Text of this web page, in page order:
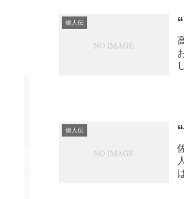
偉人伝
偉人伝